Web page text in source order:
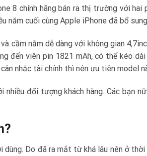
8 chính hãng bán ra thị trường với hai
năm cuối cùng Apple iPhone đã bổ
cầm nắm dễ dàng với không gian
viên pin 1821 mAh, có thể kéo
nhắc tài chính thì nên ưu tiên model
đối tượng khách hàng. Các bạn
Do đã ra mắt từ khá lâu nên ở